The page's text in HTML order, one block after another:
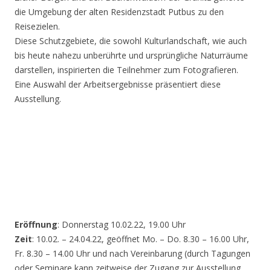
die Umgebung der alten Residenzstadt Putbus zu den
Reisezielen.
Diese Schutzgebiete, die sowohl Kulturlandschaft, wie auch
bis heute nahezu unberührte und ursprüngliche Naturräume
darstellen, inspirierten die Teilnehmer zum Fotografieren.
Eine Auswahl der Arbeitsergebnisse präsentiert diese
Ausstellung.
Eröffnung: Donnerstag 10.02.22, 19.00 Uhr
Zeit: 10.02. – 24.04.22, geöffnet Mo. – Do. 8.30 – 16.00 Uhr,
Fr. 8.30 – 14.00 Uhr und nach Vereinbarung (durch Tagungen